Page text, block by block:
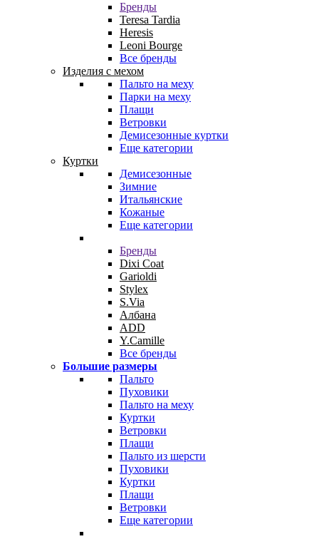
Бренды
Teresa Tardia
Heresis
Leoni Bourge
Все бренды
Изделия с мехом
Пальто на меху
Парки на меху
Плащи
Ветровки
Демисезонные куртки
Еще категории
Куртки
Демисезонные
Зимние
Итальянские
Кожаные
Еще категории
Бренды
Dixi Coat
Garioldi
Stylex
S.Via
Албана
ADD
Y.Camille
Все бренды
Большие размеры
Пальто
Пуховики
Пальто на меху
Куртки
Ветровки
Плащи
Пальто из шерсти
Пуховики
Куртки
Плащи
Ветровки
Еще категории